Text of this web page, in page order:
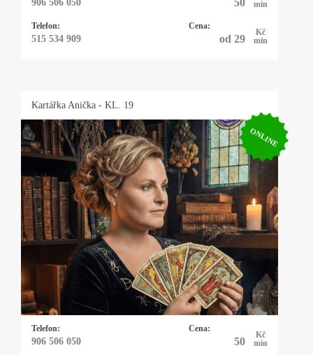
906 506 050 50
min
Telefon:
515 534 909
Cena:
od 29
Kč
min
Kartářka Anička - KL. 19
ONLINE
Telefon:
906 506 050
Cena:
50
Kč
min
Kartářka Anička
Karty, astrologie, numerologie, výklad snů,
psychomagie. Vysoká pravděpodobnost věštby.
Baví mne taje lidské duše a tím se zabývám
snad čtyřicet let. I když hovořím plynně
anglicky, německy, polsky a domluvím se
vcelku slušně i francouzsky, řeknu vám to, co
mi karty ukazují a moc se s tím nemažu.